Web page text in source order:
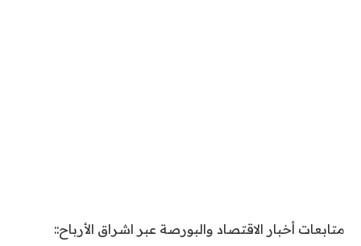
متابعات أخبار الاقتصاد والبورصة عبر اشراق الأرباح::